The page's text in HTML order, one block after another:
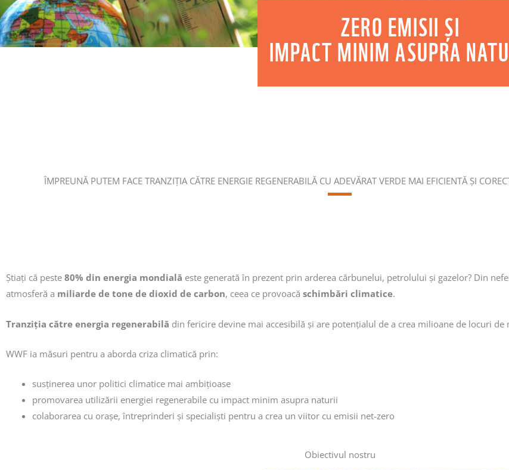
ZERO EMISII ȘI
IMPACT MINIM ASUPRA
ÎMPREUNĂ PUTEM FACE TRANZIȚIA CĂTRE ENERGIE REGENERABILĂ CU ADEVĂRAT VERDE MAI EFICIENTĂ ȘI
Știați că peste 80% din energia mondială este generată în prezent prin arderea cărbunelui, petrolului și gazelor? Din
atmosferă a miliarde de tone de dioxid de carbon, ceea ce provoacă schimbări climatice.
Tranziția către energia regenerabilă din fericire devine mai accesibilă și are potențialul de a crea milioane de locuri de
WWF ia măsuri pentru a aborda criza climatică prin:
susținerea unor politici climatice mai ambițioase
promovarea utilizării energiei regenerabile cu impact minim asupra naturii
colaborarea cu orașe, întreprinderi și specialiști pentru a crea un viitor cu emisii net-zero
Obiectivul nostru